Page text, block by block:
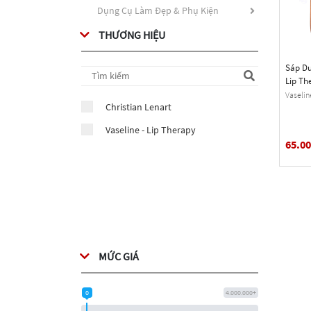
Dụng Cụ Làm Đẹp & Phụ Kiện
THƯƠNG HIỆU
Christian Lenart
Vaseline - Lip Therapy
MỨC GIÁ
4.000.000+
0
Sáp
Lip
(0.25